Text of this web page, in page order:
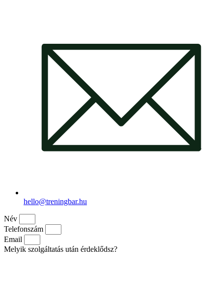
hello@treningbar.hu
Név
Telefonszám
Email
Melyik szolgáltatás után érdeklődsz?